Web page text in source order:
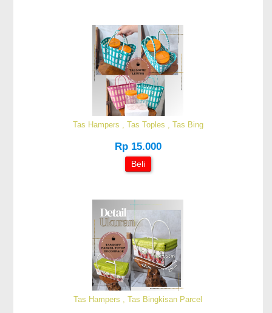
Tas Hampers , Tas Toples , Tas Bing
Rp 15.000
Beli
Tas Hampers , Tas Bingkisan Parcel